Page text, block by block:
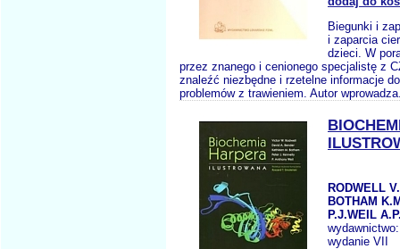
Biegunki i
i zaparcia
dzieci. W
przez znanego i cenionego specjalistę z
znaleźć niezbędne i rzetelne informacje
problemów z trawieniem. Autor
RODWELL
BOTHAM
P.J.WEIL
wydanie VII